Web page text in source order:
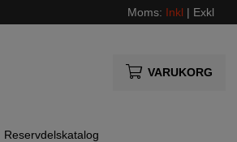
Moms: Inkl | Exkl
VARUKORG
Reservdelskatalog